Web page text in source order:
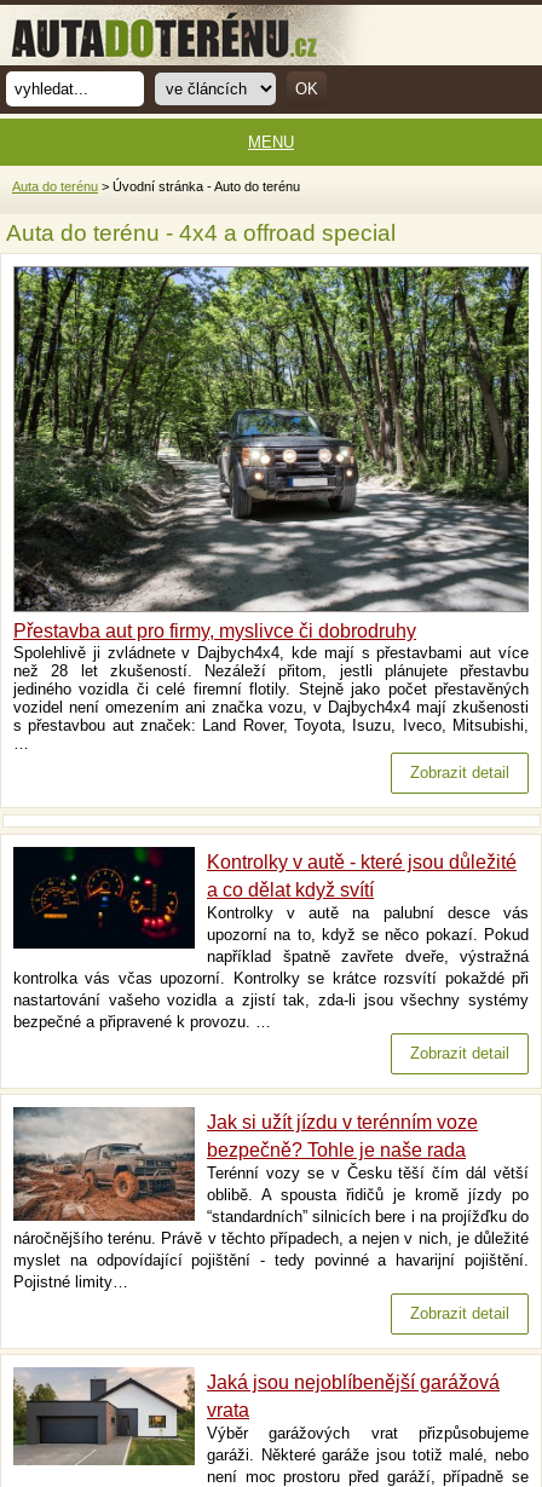
Auta do terénu > Úvodní stránka - Auto do terénu
Auta do terénu - 4x4 a offroad special
Přestavba aut pro firmy, myslivce či dobrodruhy
Spolehlivě ji zvládnete v Dajbych4x4, kde mají s přestavbami aut více
než 28 let zkušeností. Nezáleží přitom, jestli plánujete přestavbu
jediného vozidla či celé firemní flotily. Stejně jako počet přestavěných
vozidel není omezením ani značka vozu, v Dajbych4x4 mají zkušenosti
s přestavbou aut značek: Land Rover, Toyota, Isuzu, Iveco, Mitsubishi,
Zobrazit detail
Kontrolky v autě - které jsou důležité
a co dělat když svítí
Kontrolky v autě na palubní desce vás
upozorní na to, když se něco pokazí. Pokud
například špatně zavřete dveře, výstražná
kontrolka vás včas upozorní. Kontrolky se krátce rozsvítí pokaždé při
nastartování vašeho vozidla a zjistí tak, zda-li jsou všechny systémy
bezpečné a připravené k provozu. …
Zobrazit detail
Jak si užít jízdu v terénním voze
bezpečně? Tohle je naše rada
Terénní vozy se v Česku těší čím dál větší
oblibě. A spousta řidičů je kromě jízdy po
“standardních” silnicích bere i na projížďku do
náročnějšího terénu. Právě v těchto případech, a nejen v nich, je důležité
myslet na odpovídající pojištění - tedy povinné a havarijní pojištění.
Pojistné limity…
Zobrazit detail
Jaká jsou nejoblíbenější garážová
vrata
Výběr garážových vrat přizpůsobujeme
garáži. Některé garáže jsou totiž malé, nebo
není moc prostoru před garáží, případně se
MENU